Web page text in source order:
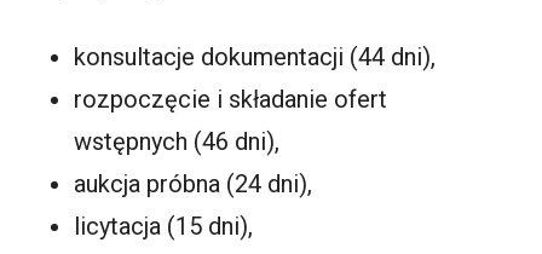
konsultacje dokumentacji (44 dni),
rozpoczęcie i składanie ofert
wstępnych (46 dni),
aukcja próbna (24 dni),
licytacja (15 dni),